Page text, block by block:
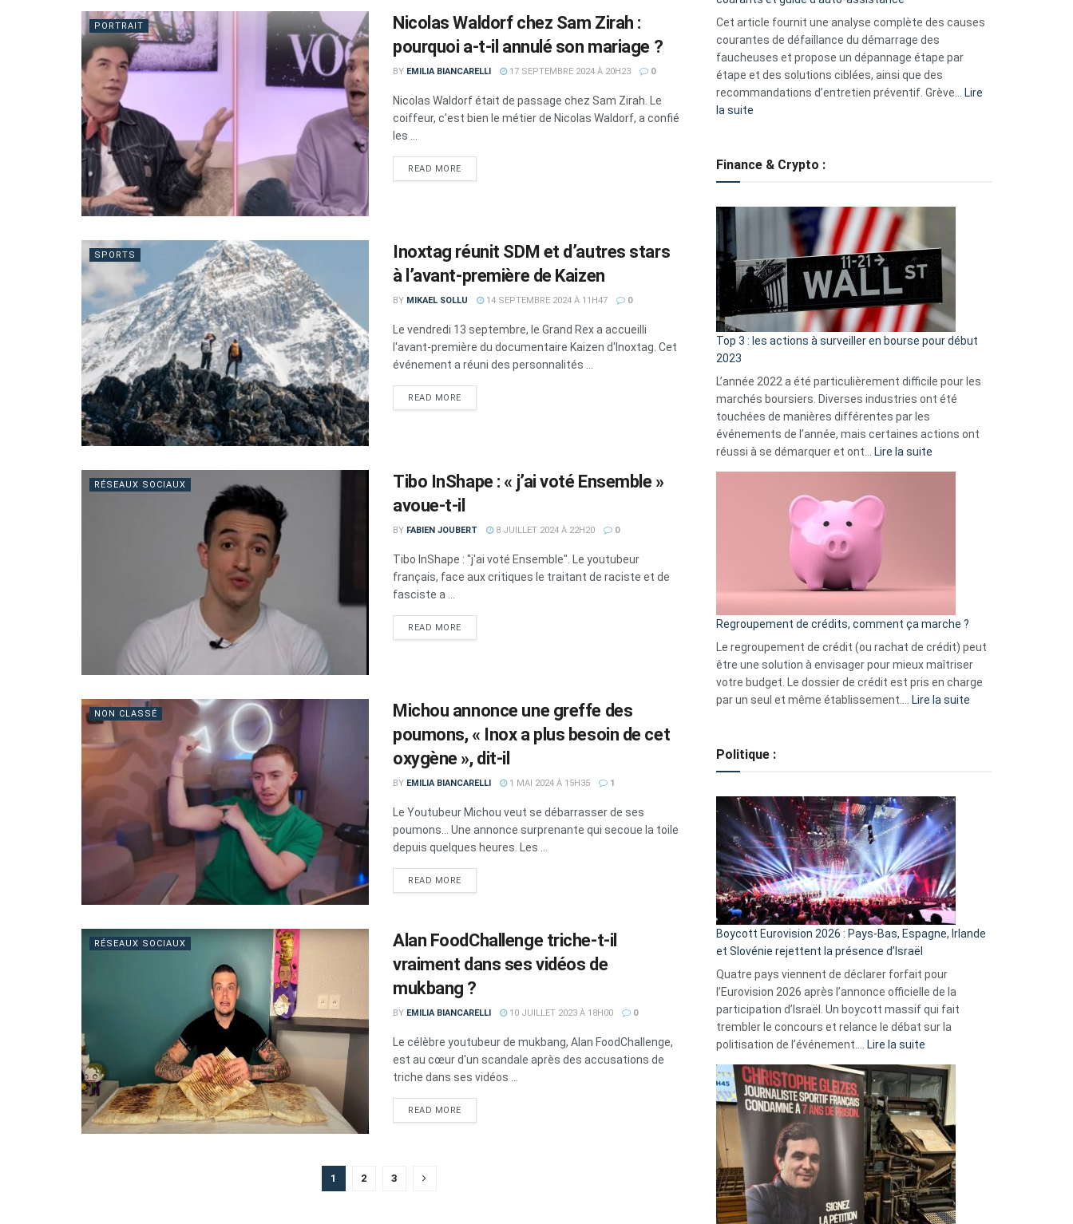
PORTRAIT
Nicolas Waldorf chez Sam Zirah :
pourquoi a-t-il annulé son mariage ?
BY EMILIA BIANCARELLI 17 SEPTEMBRE 2024 À 20H23 0
Nicolas Waldorf était de passage chez Sam Zirah. Le
coiffeur, c'est bien le métier de Nicolas Waldorf, a confié
les ...
READ MOREDETAILS
SPORTS
Inoxtag réunit SDM et d’autres stars
à l’avant-première de Kaizen
BY MIKAEL SOLLU 14 SEPTEMBRE 2024 À 11H47 0
Le vendredi 13 septembre, le Grand Rex a accueilli
l'avant-première du documentaire Kaizen d'Inoxtag. Cet
événement a réuni des personnalités ...
READ MOREDETAILS
RÉSEAUX SOCIAUX
Tibo InShape : « j’ai voté Ensemble »
avoue-t-il
BY FABIEN JOUBERT 8 JUILLET 2024 À 22H20 0
Tibo InShape : "j'ai voté Ensemble". Le youtubeur
français, face aux critiques le traitant de raciste et de
fasciste a ...
READ MOREDETAILS
NON CLASSÉ
Michou annonce une greffe des
poumons, « Inox a plus besoin de cet
oxygène », dit-il
BY EMILIA BIANCARELLI 1 MAI 2024 À 15H35 1
Le Youtubeur Michou veut se débarrasser de ses
poumons... Une annonce surprenante qui secoue la toile
depuis quelques heures. Les ...
READ MOREDETAILS
RÉSEAUX SOCIAUX
Alan FoodChallenge triche-t-il
vraiment dans ses vidéos de
mukbang ?
BY EMILIA BIANCARELLI 10 JUILLET 2023 À 18H00 0
Le célèbre youtubeur de mukbang, Alan FoodChallenge,
est au cœur d'un scandale après des accusations de
triche dans ses vidéos ...
READ MOREDETAILS
1 2 3
la
S330
eufy
Cet article fournit une analyse complète des causes
courantes de défaillance du démarrage des
faucheuses et propose un dépannage étape par
étape et des solutions ciblées, ainsi que des
recommandations d’entretien préventif. Grève…
Lire
la suite
tondeuses
démarrage
courants
et
guide
d’auto-
assistance
Finance & Crypto :
Top 3 : les actions à surveiller en bourse pour début
2023
L’année 2022 a été particulièrement difficile pour les
marchés boursiers. Diverses industries ont été
touchées de manières différentes par les
événements de l’année, mais certaines actions ont
réussi à se démarquer et ont…
Lire la suite
en
pour
début
2023
Regroupement de crédits, comment ça marche ?
Le regroupement de crédit (ou rachat de crédit) peut
être une solution à envisager pour mieux maîtriser
votre budget. Le dossier de crédit est pris en charge
par un seul et même établissement.…
Lire la suite
Politique :
Boycott Eurovision 2026 : Pays-Bas, Espagne, Irlande
et Slovénie rejettent la présence d’Israël
Quatre pays viennent de déclarer forfait pour
l’Eurovision 2026 après l’annonce officielle de la
participation d’Israël. Un boycott massif qui fait
trembler le concours et relance le débat sur la
politisation de l’événement.…
Lire la suite
Eurovision
2026
:
Pays-
Bas,
Espagne,
Irlande
et
Slovénie